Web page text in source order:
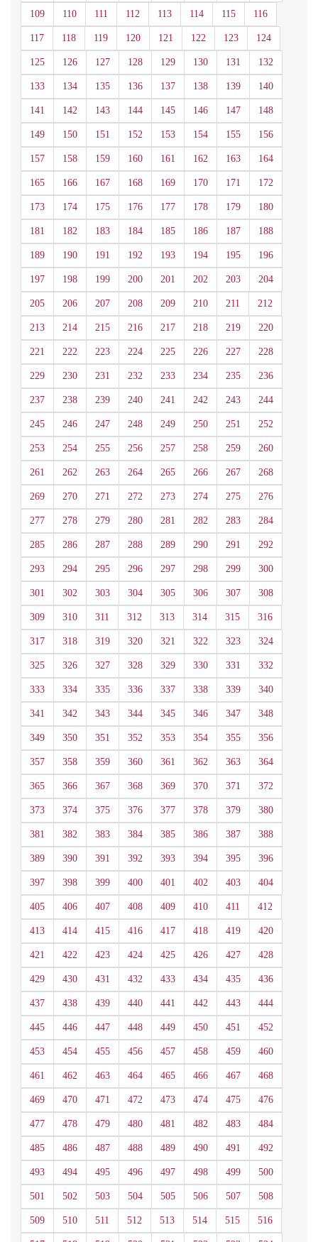
109 110 111 112 113 114 115 116
117 118 119 120 121 122 123 124
125 126 127 128 129 130 131 132
133 134 135 136 137 138 139 140
141 142 143 144 145 146 147 148
149 150 151 152 153 154 155 156
157 158 159 160 161 162 163 164
165 166 167 168 169 170 171 172
173 174 175 176 177 178 179 180
181 182 183 184 185 186 187 188
189 190 191 192 193 194 195 196
197 198 199 200 201 202 203 204
205 206 207 208 209 210 211 212
213 214 215 216 217 218 219 220
221 222 223 224 225 226 227 228
229 230 231 232 233 234 235 236
237 238 239 240 241 242 243 244
245 246 247 248 249 250 251 252
253 254 255 256 257 258 259 260
261 262 263 264 265 266 267 268
269 270 271 272 273 274 275 276
277 278 279 280 281 282 283 284
285 286 287 288 289 290 291 292
293 294 295 296 297 298 299 300
301 302 303 304 305 306 307 308
309 310 311 312 313 314 315 316
317 318 319 320 321 322 323 324
325 326 327 328 329 330 331 332
333 334 335 336 337 338 339 340
341 342 343 344 345 346 347 348
349 350 351 352 353 354 355 356
357 358 359 360 361 362 363 364
365 366 367 368 369 370 371 372
373 374 375 376 377 378 379 380
381 382 383 384 385 386 387 388
389 390 391 392 393 394 395 396
397 398 399 400 401 402 403 404
405 406 407 408 409 410 411 412
413 414 415 416 417 418 419 420
421 422 423 424 425 426 427 428
429 430 431 432 433 434 435 436
437 438 439 440 441 442 443 444
445 446 447 448 449 450 451 452
453 454 455 456 457 458 459 460
461 462 463 464 465 466 467 468
469 470 471 472 473 474 475 476
477 478 479 480 481 482 483 484
485 486 487 488 489 490 491 492
493 494 495 496 497 498 499 500
501 502 503 504 505 506 507 508
509 510 511 512 513 514 515 516